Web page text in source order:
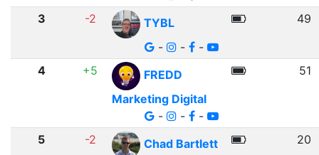
3 -2
TYBL
-
- -
49
4 +5
FREDD
Marketing Digital
-
- -
51
5 -2
Chad Bartlett
20